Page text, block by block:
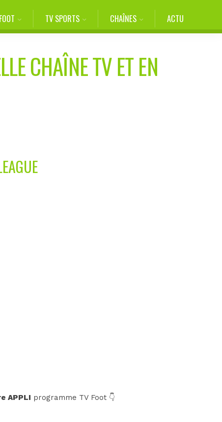
TV SPORTS CHAÎNES ACTU
CHAÎNE TV ET EN
APPLI programme TV Foot 👇